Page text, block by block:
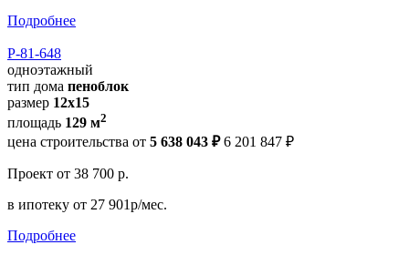
Подробнее
Р-81-648
одноэтажный
тип дома пеноблок
размер 12x15
площадь 129 м2
цена строительства от 5 638 043 ₽ 6 201 847 ₽
Проект от 38 700 р.
в ипотеку от 27 901р/мес.
Подробнее